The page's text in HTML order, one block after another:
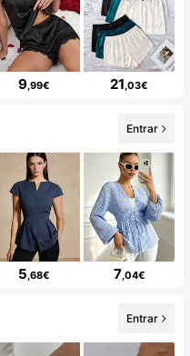
9,99€ 21 ,03€
Entrar
5,68€ 7,04€
Entrar